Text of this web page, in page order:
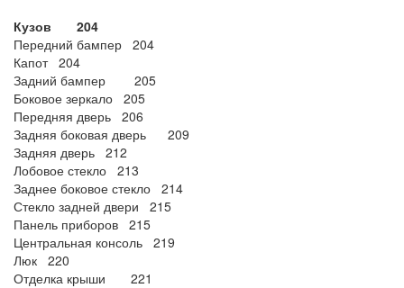
Кузов 204
Передний бампер 204
Капот 204
Задний бампер 205
Боковое зеркало 205
Передняя дверь 206
Задняя боковая дверь 209
Задняя дверь 212
Лобовое стекло 213
Заднее боковое стекло 214
Стекло задней двери 215
Панель приборов 215
Центральная консоль 219
Люк 220
Отделка крыши 221